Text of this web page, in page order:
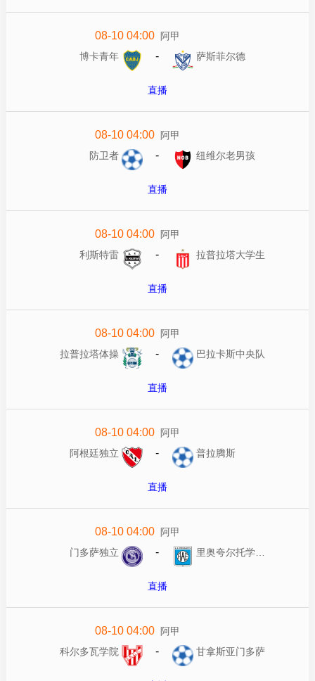
08-10 04:00
阿甲
博卡青年
- 萨斯菲尔德
直播
08-10 04:00
阿甲
防卫者
- 纽维尔老男孩
直播
08-10 04:00
阿甲
利斯特雷
- 拉普拉塔大学生
直播
08-10 04:00
阿甲
拉普拉塔体操
- 巴拉卡斯中央队
直播
08-10 04:00
阿甲
阿根廷独立
- 普拉腾斯
直播
08-10 04:00
阿甲
门多萨独立
- 里奥夸尔托学生队
直播
08-10 04:00
阿甲
科尔多瓦学院
- 甘拿斯亚门多萨